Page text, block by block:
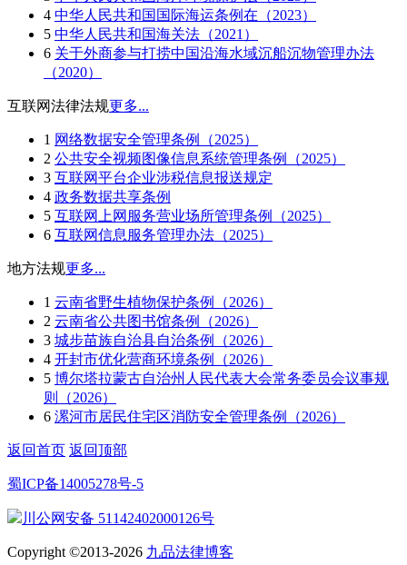
4 中华人民共和国国际海运条例在（2023）
5 中华人民共和国海关法（2021）
6 关于外商参与打捞中国沿海水域沉船沉物管理办法
（2020）
互联网法律法规更多...
1 网络数据安全管理条例（2025）
2 公共安全视频图像信息系统管理条例（2025）
3 互联网平台企业涉税信息报送规定
4 政务数据共享条例
5 互联网上网服务营业场所管理条例（2025）
6 互联网信息服务管理办法（2025）
地方法规更多...
1 云南省野生植物保护条例（2026）
2 云南省公共图书馆条例（2026）
3 城步苗族自治县自治条例（2026）
4 开封市优化营商环境条例（2026）
5 博尔塔拉蒙古自治州人民代表大会常务委员会议事规
则（2026）
6 漯河市居民住宅区消防安全管理条例（2026）
返回首页 返回顶部
蜀ICP备14005278号-5
川公网安备 51142402000126号
Copyright ©2013-2026 九品法律博客